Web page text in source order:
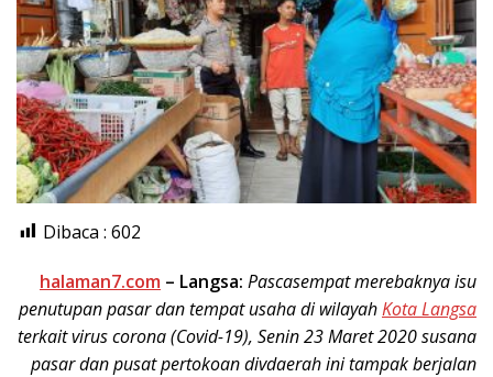
Dibaca : 602
halaman7.com – Langsa: Pascasempat merebaknya isu
penutupan pasar dan tempat usaha di wilayahKota Langsa
terkait virus corona (Covid-19), Senin 23 Maret 2020 susana
pasar dan pusat pertokoan divdaerah ini tampak berjalan